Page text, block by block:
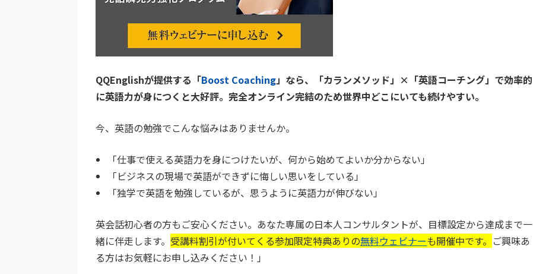
QQEnglishが提供する「Boost Coaching」なら、「カランメソッド」×「英語コーチング」で効率的
に英語力が身につくと大好評。完全オンライン完結のため世界中どこにいても続けやすい。
今、英語の勉強でこんな悩みはありませんか。
「仕事で使える英語力を身につけたいが、何から始めてよいか分からない」
「ビジネスの現場で英語ができずに悔しい思いをしている」
「独学で英語を勉強しているが、思うように英語力が伸びない」
英会話初心者の方もご安心ください。あなた専属の日本人コンサルタントが、目標設定から達成まで一
緒に伴走します。 受講料割引が付いてくる参加限定特典ありの無料ウェビナーも開催中です。 ご興味あ
る方はお気軽にお申し込みください！」